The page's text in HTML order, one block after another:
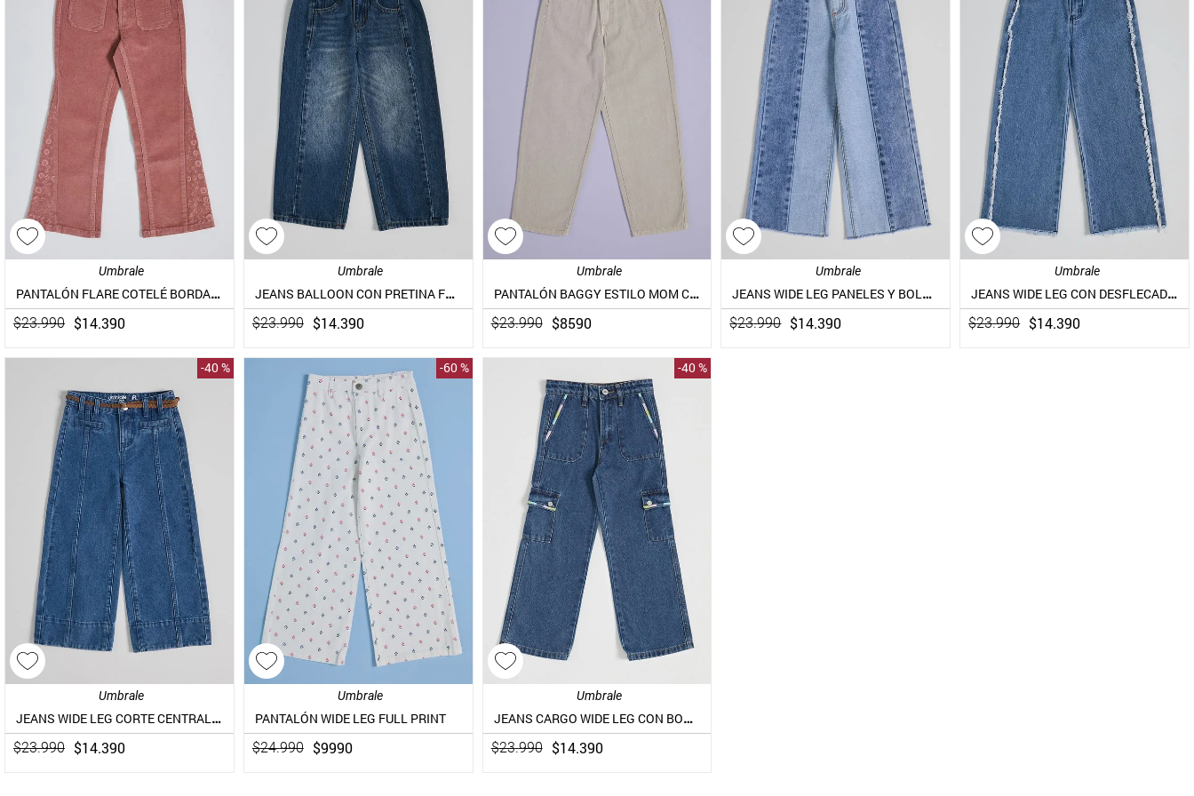
Umbrale
PANTALÓN FLARE COTELÉ BORDADO EN LA BALSA
$23.990 $14.390
Umbrale
JEANS BALLOON CON PRETINA FULL BORDADA
$23.990 $14.390
Umbrale
PANTALÓN BAGGY ESTILO MOM CON DISEÑO
$23.990 $8590
Umbrale
JEANS WIDE LEG PANELES Y BOLSILLOS CON BORDDO
$23.990 $14.390
Umbrale
JEANS WIDE LEG CON DESFLECADO EN LOS COSTADOS
$23.990 $14.390
-40 %
Umbrale
JEANS WIDE LEG CORTE CENTRAL Y CINTURÓN DE TRENZA
$23.990 $14.390
-60 %
Umbrale
PANTALÓN WIDE LEG FULL PRINT
$24.990 $9990
-40 %
Umbrale
JEANS CARGO WIDE LEG CON BORDADOS COLOR
$23.990 $14.390